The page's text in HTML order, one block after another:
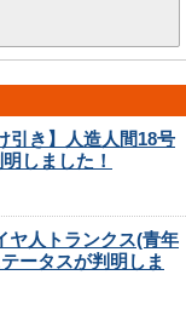
引き】人造人間18号
しました！
ヤ人トランクス(青年
ータスが判明しま